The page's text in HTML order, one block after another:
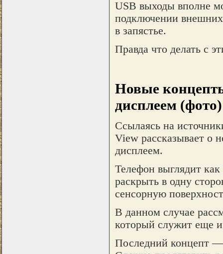
USB выходы вполне
подключении внешних
в запястье.
Правда что делать с
Новые
дисплеем (фото)
Ссылаясь на
View рассказывает о
дисплеем.
Телефон выглядит
раскрыть в одну
сенсорную
В данном случае
который служит еще
Последний концепт